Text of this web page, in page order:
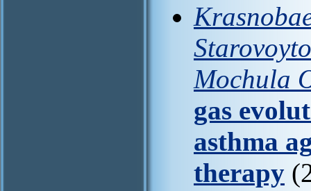
Mochula
gas
asthma
therapy